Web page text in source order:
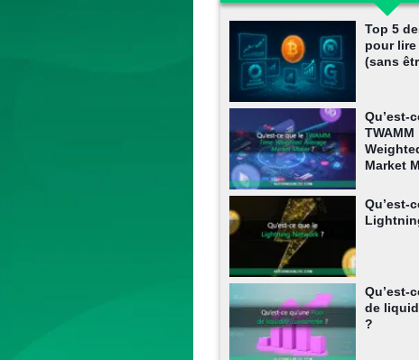
Top 5
pour
(sans
Qu’est-
Market
Qu’est-
Qu’est-
de
?